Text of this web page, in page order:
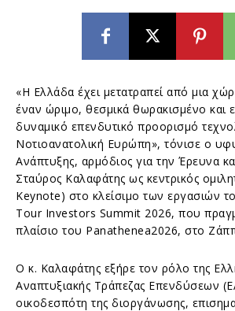
«Η Ελλάδα έχει μετατραπεί από μια
έναν ώριμο, θεσμικά θωρακισμένο και
δυναμικό επενδυτικό προορισμό
Νοτιοανατολική Ευρώπη», τόνισε ο
Ανάπτυξης, αρμόδιος για την Έρευνα
Σταύρος Καλαφάτης ως κεντρικός
Keynote) στο κλείσιμο των εργασιών
Tour Investors Summit 2026, που
πλαίσιο του Panathenea2026, στο
Ο κ. Καλαφάτης εξήρε τον ρόλο της
Αναπτυξιακής Τράπεζας Επενδύσεων
οικοδεσπότη της διοργάνωσης,